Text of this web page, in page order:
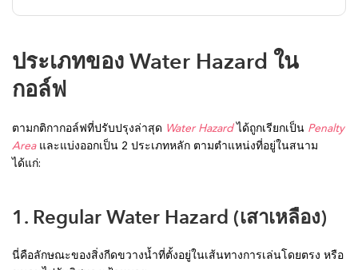
ประเภทของ Water Hazard ใน
กอล์ฟ
ตามกติกากอล์ฟที่ปรับปรุงล่าสุด Water Hazardได้ถูกเรียกเป็น Penalty
Areaและแบ่งออกเป็น 2 ประเภทหลัก ตามตำแหน่งที่อยู่ในสนาม
ได้แก่:
1. Regular Water Hazard (เสาเหลือง)
นี่คือลักษณะของสิ่งกีดขวางน้ำที่ตั้งอยู่ในเส้นทางการเล่นโดยตรง หรือ